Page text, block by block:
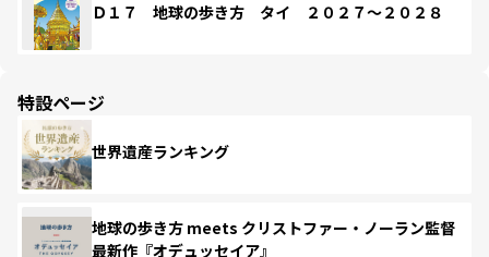
Ｄ１７ 地球の歩き方 タイ ２０２７～２０２８
特設ページ
世界遺産ランキング
地球の歩き方 meets クリストファー・ノーラン監督
最新作『オデュッセイア』